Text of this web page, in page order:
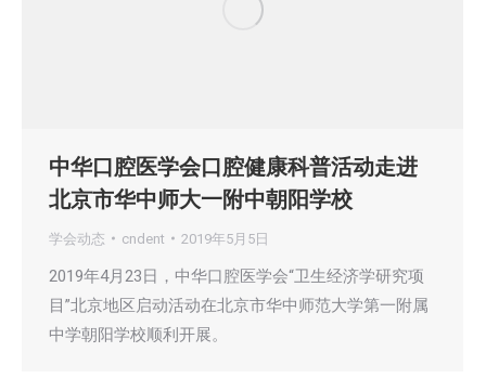
中华口腔医学会口腔健康科普活动走进
北京市华中师大一附中朝阳学校
学会动态 cndent 2019年5月5日
2019年4月23日，中华口腔医学会“卫生经济学研究项
目”北京地区启动活动在北京市华中师范大学第一附属
中学朝阳学校顺利开展。